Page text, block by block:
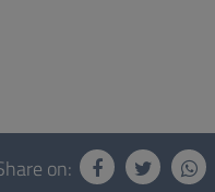
on: